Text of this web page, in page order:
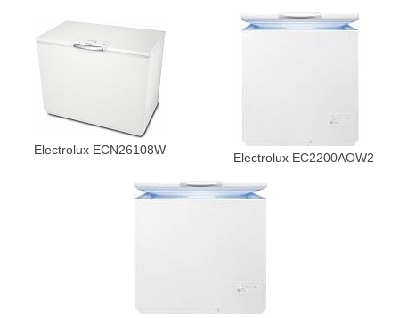
Electrolux ECN26108W
Electrolux EC2200AOW2